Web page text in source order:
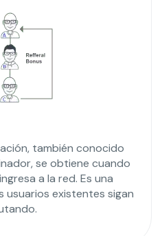
también conocido
se obtiene cuando
a la red. Es una
usuarios existentes sigan